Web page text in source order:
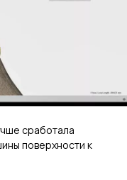
сработала
поверхности к